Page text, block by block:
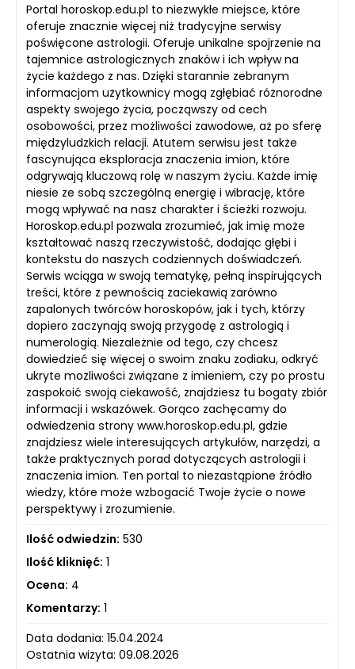
Portal horoskop.edu.pl to niezwykłe miejsce, które
oferuje znacznie więcej niż tradycyjne serwisy
poświęcone astrologii. Oferuje unikalne spojrzenie na
tajemnice astrologicznych znaków i ich wpływ na
życie każdego z nas. Dzięki starannie zebranym
informacjom użytkownicy mogą zgłębiać różnorodne
aspekty swojego życia, począwszy od cech
osobowości, przez możliwości zawodowe, aż po sferę
międzyludzkich relacji. Atutem serwisu jest także
fascynująca eksploracja znaczenia imion, które
odgrywają kluczową rolę w naszym życiu. Każde imię
niesie ze sobą szczególną energię i wibrację, które
mogą wpływać na nasz charakter i ścieżki rozwoju.
Horoskop.edu.pl pozwala zrozumieć, jak imię może
kształtować naszą rzeczywistość, dodając głębi i
kontekstu do naszych codziennych doświadczeń.
Serwis wciąga w swoją tematykę, pełną inspirujących
treści, które z pewnością zaciekawią zarówno
zapalonych twórców horoskopów, jak i tych, którzy
dopiero zaczynają swoją przygodę z astrologią i
numerologią. Niezależnie od tego, czy chcesz
dowiedzieć się więcej o swoim znaku zodiaku, odkryć
ukryte możliwości związane z imieniem, czy po prostu
zaspokoić swoją ciekawość, znajdziesz tu bogaty zbiór
informacji i wskazówek. Gorąco zachęcamy do
odwiedzenia strony www.horoskop.edu.pl, gdzie
znajdziesz wiele interesujących artykułów, narzędzi, a
także praktycznych porad dotyczących astrologii i
znaczenia imion. Ten portal to niezastąpione źródło
wiedzy, które może wzbogacić Twoje życie o nowe
perspektywy i zrozumienie.
Ilość odwiedzin: 530
Ilość kliknięć: 1
Ocena: 4
Komentarzy: 1
Data dodania: 15.04.2024
Ostatnia wizyta: 09.08.2026